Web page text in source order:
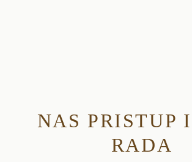
NAS PRISTUP
RADA